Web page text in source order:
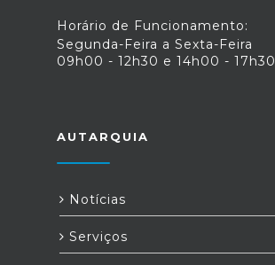
Horário de Funcionamento:
Segunda-Feira a Sexta-Feira
09h00 - 12h30 e 14h00 - 17h30
AUTARQUIA
Notícias
Serviços